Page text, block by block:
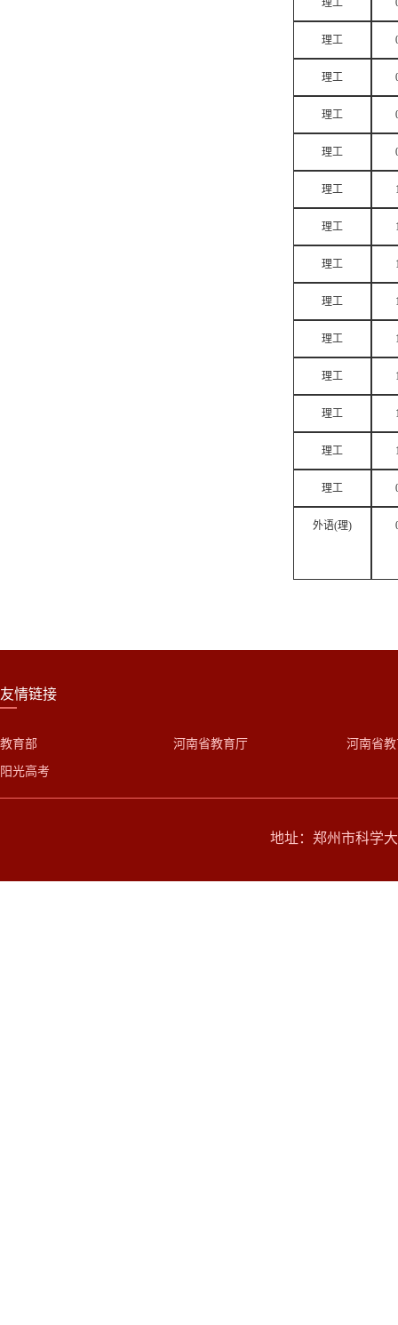
理工
理工
理工
理工
理工
理工
理工
理工
理工
理工
理工
理工
理工
理工
外语(理)
友情链接
教育部
阳光高考
河南省教育厅 河南省
地址：郑州市科学